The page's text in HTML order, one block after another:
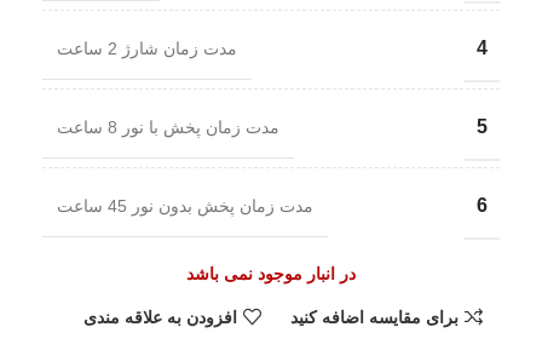
4 مدت زمان شارژ 2 ساعت
5 مدت زمان پخش با نور 8 ساعت
6 مدت زمان پخش بدون نور 45 ساعت
در انبار موجود نمی باشد
برای مقایسه اضافه کنید افزودن به علاقه مندی